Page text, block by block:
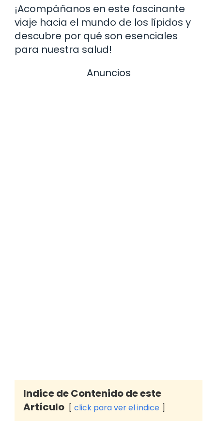
¡Acompáñanos en este fascinante
viaje hacia el mundo de los lípidos y
descubre por qué son esenciales
para nuestra salud!
Anuncios
Indice de Contenido de este
Artículo
click para ver el indice